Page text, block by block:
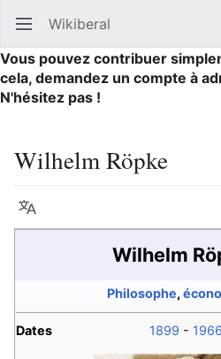
Ouvrir le menu principal Wikiberal
Vous pouvez contribuer
cela, demandez un compte à
N'hésitez pas !
Wilhelm Röpke
Langue
Wilhelm
Philosophe,
Dates 1899 - 1966